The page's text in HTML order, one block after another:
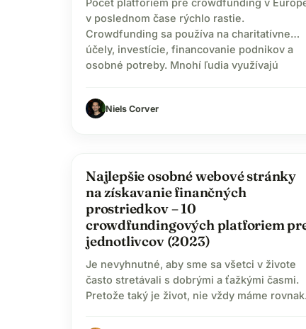
Počet platforiem pre crowdfunding v
v poslednom čase rýchlo rastie.
Crowdfunding sa používa na charitatívne
účely, investície, financovanie podnikov a
osobné potreby. Mnohí ľudia využívajú
charitatívnym organizáciám na dobročinné
aktivity. Vďaka divokému využívaniu
Niels Corver
Najlepšie osobné webové stránky
na získavanie finančných
prostriedkov – 10
crowdfundingových platforiem
jednotlivcov (2023)
Je nevyhnutné, aby sme sa všetci v živote
často stretávali s dobrými a ťažkými časmi.
Pretože taký je život, nie vždy máme
riešiť. Vzhľadom na scenáre rozsiahlej